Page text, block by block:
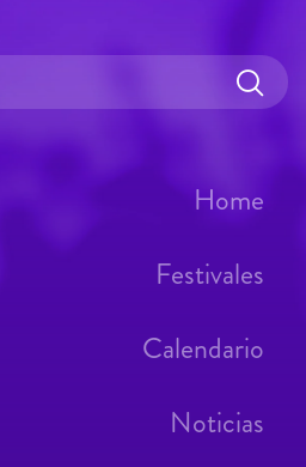
Home
Festivales
Calendario
Noticias